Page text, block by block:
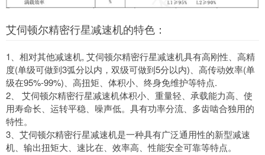
艾伺顿尔精密行星减速机的特色：
1、相对其他减速机, 艾伺顿尔精密行星减速机具有高刚性、高精
度(单级可做到3弧分以内，双级可做到5分以内)、高传动效率(单
级在95%-99%)、高扭矩、体积小、终身免维护等特点.
2、 艾伺顿尔精密行星减速机体积小、重量轻、承载能力高、使
用寿命长、运转平稳、噪声低。具有功率分流、多齿啮合独用的
特性。
3、艾伺顿尔精密行星减速机是一种具有广泛通用性的新型减速
机、输出扭矩大、速比在、效率高、性能安全可靠等特点。